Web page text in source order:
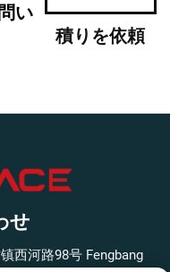
い
積りを依頼
せ
西河路98号 Fengbang